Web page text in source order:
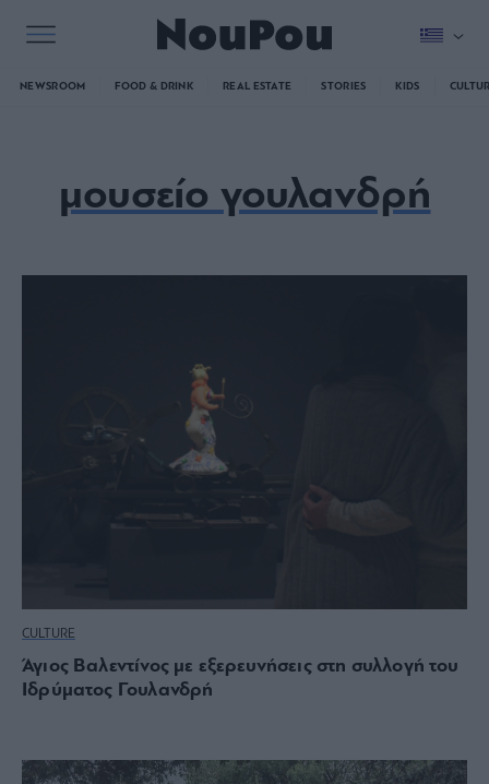
NEWSROOM FOOD & DRINK REAL ESTATE STORIES KIDS
μουσείο γουλανδρή
CULTURE
Άγιος Βαλεντίνος με εξερευνήσεις στη συλλογή του
Ιδρύματος Γουλανδρή